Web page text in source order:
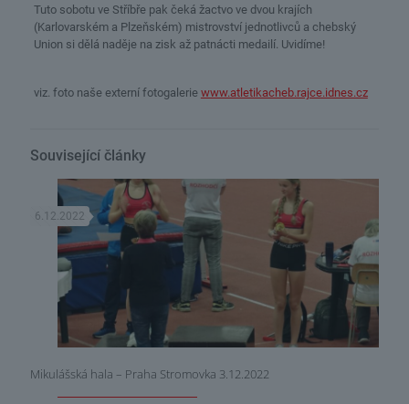
Tuto sobotu ve Stříbře pak čeká žactvo ve dvou krajích
(Karlovarském a Plzeňském) mistrovství jednotlivců a chebský
Union si dělá naděje na zisk až patnácti medailí. Uvidíme!
viz. foto naše externí fotogalerie www.atletikacheb.rajce.idnes.cz
Související články
6.12.2022
Mikulášská hala – Praha Stromovka 3.12.2022